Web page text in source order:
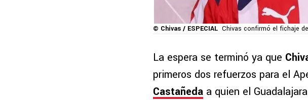
© Chivas / ESPECIAL Chivas confirmó el fichaje
La espera se terminó ya que
primeros dos refuerzos para el
Castañeda a quien el Guadalajara